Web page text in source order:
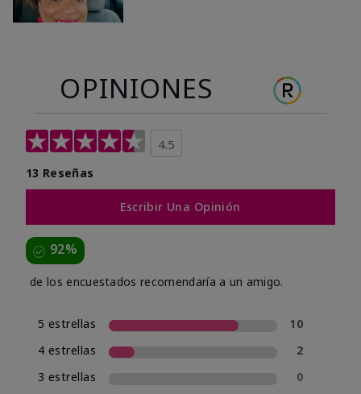
OPINIONES
4.5
13 Reseñas
Escribir Una Opinión
92%
de los encuestados recomendaría a un amigo.
5 estrellas
10
4 estrellas
2
3 estrellas
0